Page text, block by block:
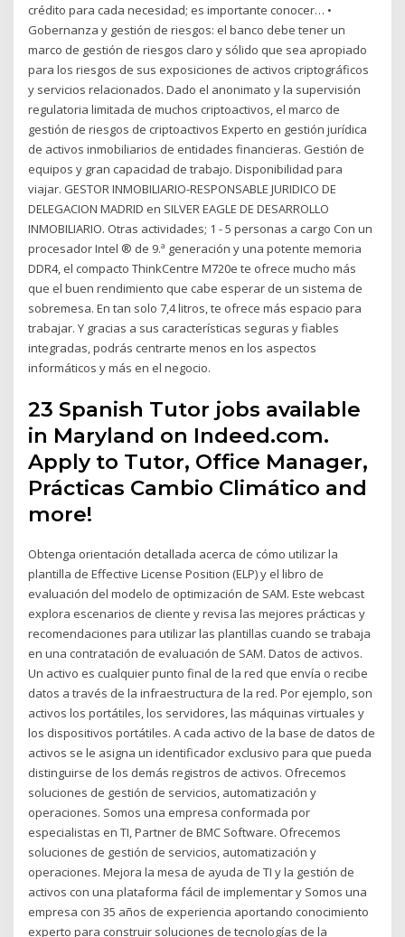
crédito para cada necesidad; es importante conocer… •
Gobernanza y gestión de riesgos: el banco debe tener un
marco de gestión de riesgos claro y sólido que sea apropiado
para los riesgos de sus exposiciones de activos criptográficos
y servicios relacionados. Dado el anonimato y la supervisión
regulatoria limitada de muchos criptoactivos, el marco de
gestión de riesgos de criptoactivos Experto en gestión jurídica
de activos inmobiliarios de entidades financieras. Gestión de
equipos y gran capacidad de trabajo. Disponibilidad para
viajar. GESTOR INMOBILIARIO-RESPONSABLE JURIDICO DE
DELEGACION MADRID en SILVER EAGLE DE DESARROLLO
INMOBILIARIO. Otras actividades; 1 - 5 personas a cargo Con un
procesador Intel ® de 9.ª generación y una potente memoria
DDR4, el compacto ThinkCentre M720e te ofrece mucho más
que el buen rendimiento que cabe esperar de un sistema de
sobremesa. En tan solo 7,4 litros, te ofrece más espacio para
trabajar. Y gracias a sus características seguras y fiables
integradas, podrás centrarte menos en los aspectos
informáticos y más en el negocio.
23 Spanish Tutor jobs available
in Maryland on Indeed.com.
Apply to Tutor, Office Manager,
Prácticas Cambio Climático and
more!
Obtenga orientación detallada acerca de cómo utilizar la
plantilla de Effective License Position (ELP) y el libro de
evaluación del modelo de optimización de SAM. Este webcast
explora escenarios de cliente y revisa las mejores prácticas y
recomendaciones para utilizar las plantillas cuando se trabaja
en una contratación de evaluación de SAM. Datos de activos.
Un activo es cualquier punto final de la red que envía o recibe
datos a través de la infraestructura de la red. Por ejemplo, son
activos los portátiles, los servidores, las máquinas virtuales y
los dispositivos portátiles. A cada activo de la base de datos de
activos se le asigna un identificador exclusivo para que pueda
distinguirse de los demás registros de activos. Ofrecemos
soluciones de gestión de servicios, automatización y
operaciones. Somos una empresa conformada por
especialistas en TI, Partner de BMC Software. Ofrecemos
soluciones de gestión de servicios, automatización y
operaciones. Mejora la mesa de ayuda de TI y la gestión de
activos con una plataforma fácil de implementar y Somos una
empresa con 35 años de experiencia aportando conocimiento
experto para construir soluciones de tecnologías de la